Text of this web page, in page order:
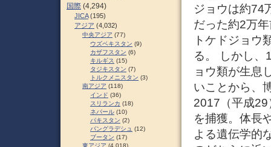
ジョウは約74
だった約2万
トケドジョウ
る。 しかし、
ョウ類が生息
いことから、
2017（平成29
を捕獲。体長
よる遺伝学的
国際 (4,294)
JICA(195)
アジア (4,032)
中央アジア (77)
ウズベキスタン (9)
カザフスタン (6)
キルギス (15)
タジキスタン (7)
トルクメニスタン (3)
南アジア (118)
インド (36)
スリランカ (18)
ネパール (10)
パキスタン (2)
バングラデシュ (12)
ブータン (17)
東アジア (4,018)